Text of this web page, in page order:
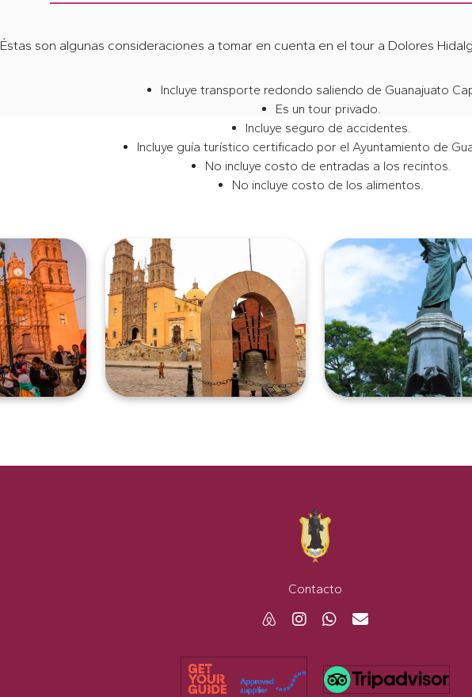
Éstas son algunas consideraciones a tomar en cuenta en el tour a Dolores
Incluye transporte redondo saliendo de Guanajuato
Es un tour privado.
Incluye seguro de accidentes.
Incluye guía turístico certificado por el Ayuntamiento de
No incluye costo de entradas a los recintos.
No incluye costo de los alimentos.
Contacto